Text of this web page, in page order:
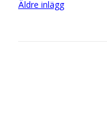
Äldre inlägg